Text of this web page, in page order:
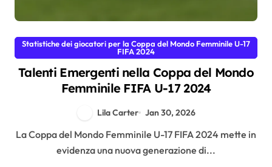
Statistiche dei giocatori per la Coppa del Mondo Femminile U-17
FIFA 2024
Talenti Emergenti nella Coppa del Mondo
Femminile FIFA U-17 2024
Lila Carter Jan 30, 2026
La Coppa del Mondo Femminile U-17 FIFA 2024 mette in
evidenza una nuova generazione di...